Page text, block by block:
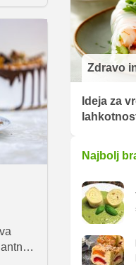
ki
iz
Zdravo
Ideja za
Najbolj